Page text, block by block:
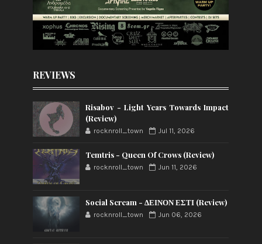
REVIEWS
Risabov - Light Years Towards Impact
(Review)
rocknroll_town Jul 11, 2026
Temtris - Queen Of Crows (Review)
rocknroll_town Jun 11, 2026
Social Scream - ΔΕΙΝΟΝ ΕΣΤΙ (Review)
rocknroll_town Jun 06, 2026